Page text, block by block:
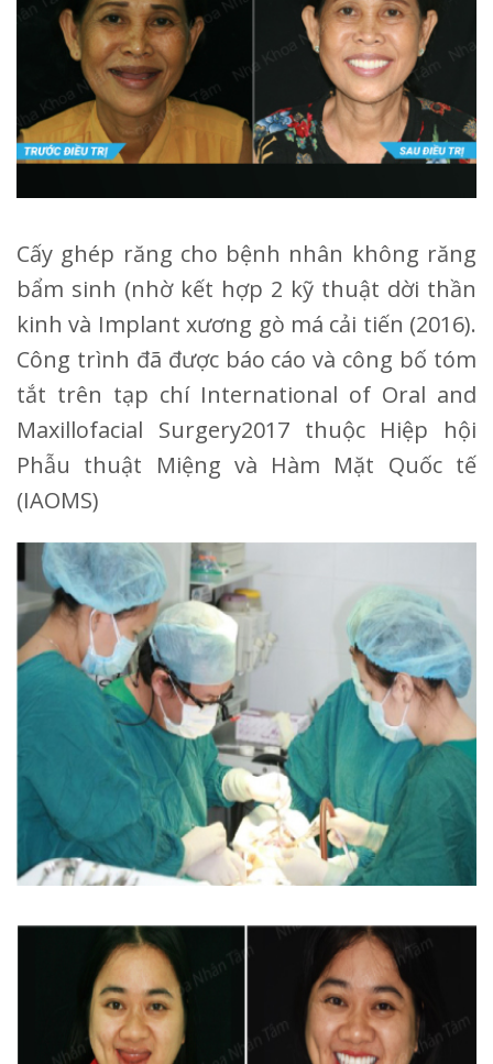
Cấy ghép răng cho bệnh nhân không răng
bẩm sinh (nhờ kết hợp 2 kỹ thuật dời thần
kinh và Implant xương gò má cải tiến (2016).
Công trình đã được báo cáo và công bố tóm
tắt trên tạp chí International of Oral and
Maxillofacial Surgery2017 thuộc Hiệp hội
Phẫu thuật Miệng và Hàm Mặt Quốc tế
(IAOMS)